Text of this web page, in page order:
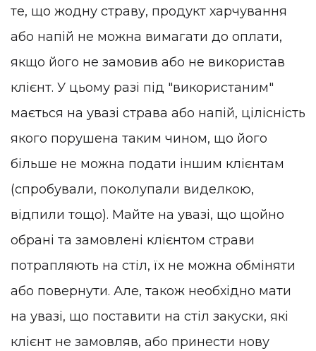
те, що жодну страву, продукт харчування
або напій не можна вимагати до оплати,
якщо його не замовив або не використав
клієнт. У цьому разі під "використаним"
мається на увазі страва або напій, цілісність
якого порушена таким чином, що його
більше не можна подати іншим клієнтам
(спробували, поколупали виделкою,
відпили тощо). Майте на увазі, що щойно
обрані та замовлені клієнтом страви
потрапляють на стіл, їх не можна обміняти
або повернути. Але, також необхідно мати
на увазі, що поставити на стіл закуски, які
клієнт не замовляв, або принести нову